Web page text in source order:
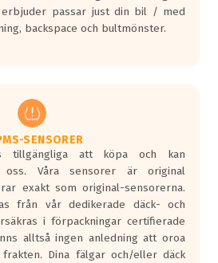
påvisar om det är
år 2016.
vågor är redan
nya regelverk.
kommer vara
än det
2016.
passar just din bil / med
backspace och bultmönster.
SENSORER
tillgängliga att köpa och kan
Våra sensorer är original
exakt som original-sensorerna.
från vår dedikerade däck- och
i förpackningar certifierade
alltså ingen anledning att oroa
Dina fälgar och/eller däck